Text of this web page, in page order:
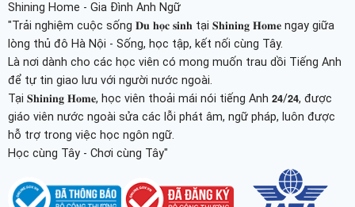
Shining Home - Gia Đình Anh Ngữ
"Trải nghiệm cuộc sống 𝐃𝐮 𝐡𝐨̣𝐜 𝐬𝐢𝐧𝐡 tại 𝐒𝐡𝐢𝐧𝐢𝐧𝐠 𝐇𝐨𝐦𝐞 ngay giữa
lòng thủ đô Hà Nội - Sống, học tập, kết nối cùng Tây.
Là nơi dành cho các học viên có mong muốn trau dồi Tiếng Anh
để tự tin giao lưu với người nước ngoài.
Tại 𝐒𝐡𝐢𝐧𝐢𝐧𝐠 𝐇𝐨𝐦𝐞, học viên thoải mái nói tiếng Anh 𝟮𝟰/𝟮𝟰, được
giáo viên nước ngoài sửa các lỗi phát âm, ngữ pháp, luôn được
hỗ trợ trong việc học ngôn ngữ.
Học cùng Tây - Chơi cùng Tây"